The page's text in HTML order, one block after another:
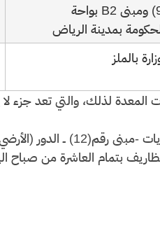
استثمار وتشغيل مطعم بمجمع الوزارة بمخرج (9) ومبنى B2 بواحة
بمدينة الرياض
بالملز
لذلك، والتي تعد جزء لا
بتمام العاشرة من صباح